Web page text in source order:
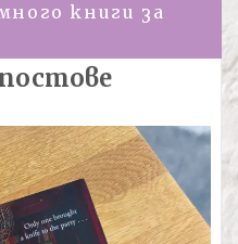
книги за